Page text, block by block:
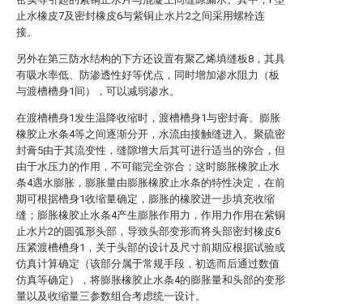
止水橡皮7及密封橡皮6与紫铜止水片2之间采用螺栓连
接。
另外在第三防水结构的下方还设置有聚乙烯填缝板8，其具
有吸水率低、防渗透性好等优点，同时增加渗水阻力（板
与渡槽槽身1间），可以减弱渗水。
在渡槽槽身1发生温降收缩时，渡槽槽身1与密封膏、膨胀
橡胶止水条4等之间逐渐分开，水流由接触缝进入。聚硫密
封膏5由于其流变性，缝隙增大后其可进行适当的弥合，但
由于水压力的作用，不可能完全弥合；这时膨胀橡胶止水
条4遇水膨胀，膨胀量由膨胀橡胶止水条的特性决定，在前
期可根据槽身1收缩量确定，膨胀的橡胶进一步填充收缩
缝；膨胀橡胶止水条4产生膨胀作用力，作用力作用在紫铜
止水片2的圆弧形头部，导致头部变形而将头部密封橡皮6
压紧渡槽槽身1，关于头部的设计及尺寸前期应根据试验或
仿真计算确定（该部分属于常规手段，初选而后通过数值
仿真等确定），将膨胀橡胶止水条4的膨胀量和头部的变形
量以及收缩量三参数组合考虑统一设计。